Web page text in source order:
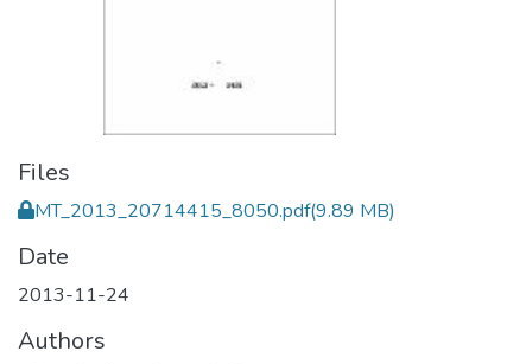
Files
MT_2013_20714415_8050.pdf(9.89 MB)
Date
2013-11-24
Authors